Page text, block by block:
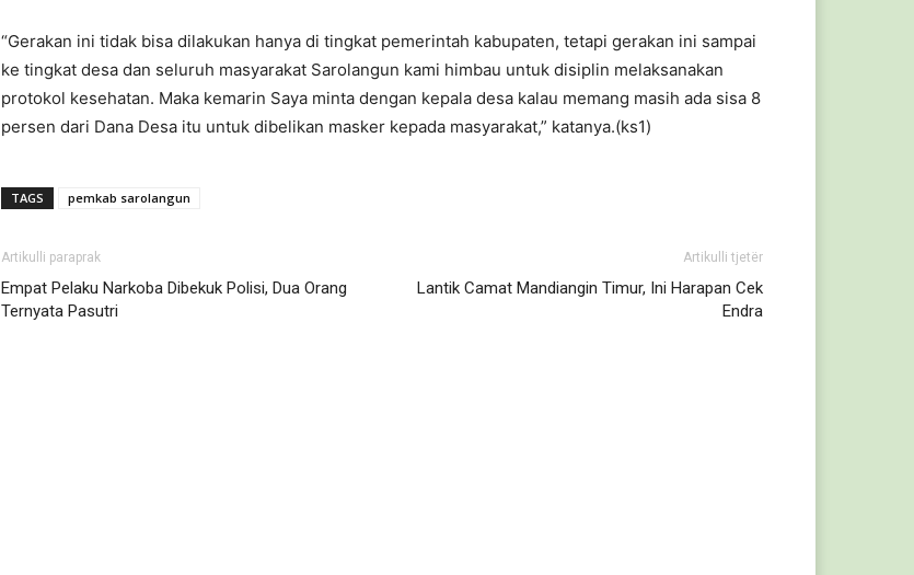
“Gerakan ini tidak bisa dilakukan hanya di tingkat pemerintah kabupaten, tetapi gerakan ini sampai
ke tingkat desa dan seluruh masyarakat Sarolangun kami himbau untuk disiplin melaksanakan
protokol kesehatan. Maka kemarin Saya minta dengan kepala desa kalau memang masih ada sisa 8
persen dari Dana Desa itu untuk dibelikan masker kepada masyarakat,” katanya.(ks1)
TAGS pemkab sarolangun
Artikulli paraprak
Empat Pelaku Narkoba Dibekuk Polisi, Dua Orang
Ternyata Pasutri
Artikulli tjetër
Lantik Camat Mandiangin Timur, Ini Harapan Cek
Endra